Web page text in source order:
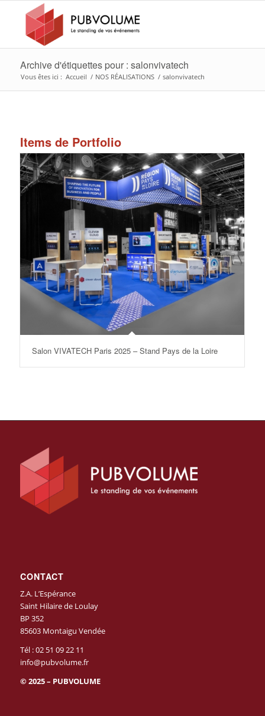
Archive d'étiquettes pour : salonvivatech
Vous êtes ici : Accueil / NOS RÉALISATIONS / salonvivatech
Items de Portfolio
Salon VIVATECH Paris 2025 – Stand Pays de la Loire
CONTACT
Z.A. L’Espérance
Saint Hilaire de Loulay
BP 352
85603 Montaigu Vendée
Tél :02 51 09 22 11
info@pubvolume.fr
© 2025 – PUBVOLUME